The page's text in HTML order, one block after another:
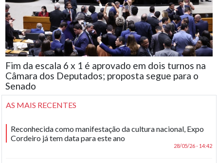
Fim da escala 6 x 1 é aprovado em dois turnos na
Câmara dos Deputados; proposta segue para o
Senado
AS MAIS RECENTES
Reconhecida como manifestação da cultura nacional, Expo
Cordeiro já tem data para este ano
28/05/26 - 14:42